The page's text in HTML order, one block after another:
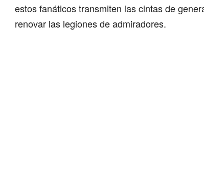
estos fanáticos transmiten las cintas de
renovar las legiones de admiradores.